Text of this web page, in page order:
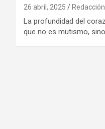
26 abril, 2025
La profundidad del
que no es mutismo,